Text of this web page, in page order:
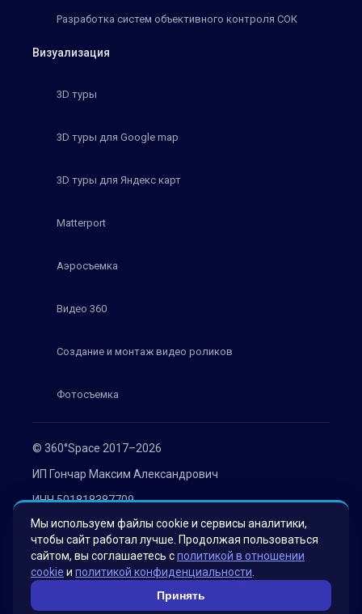
© 360°Space 2017–2026
ИП Гончар Максим Александрович
ИНН 501818387709
ОГРН 319508100030536
Политика конфиденциальности
Согласие на обработку персональных данных
Разработка систем объективного контроля СОК
Визуализация
3D туры
3D туры для Google map
3D туры для Яндекс карт
Matterport
Аэросъемка
Видео 360
Создание и монтаж видео роликов
Фотосъемка
Мы используем файлы cookie и сервисы аналитики,
чтобы сайт работал лучше. Продолжая пользоваться
сайтом, вы соглашаетесь сполитикой в отношении
cookie и политикой конфиденциальности
Принять